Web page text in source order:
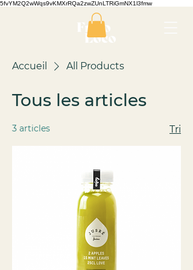
5fvYM2Q2wWqs9vKMXrRQa2zwZUnLTRiGmNX1l3fmw
Accueil All Products
Tous les articles
3 articles Tri